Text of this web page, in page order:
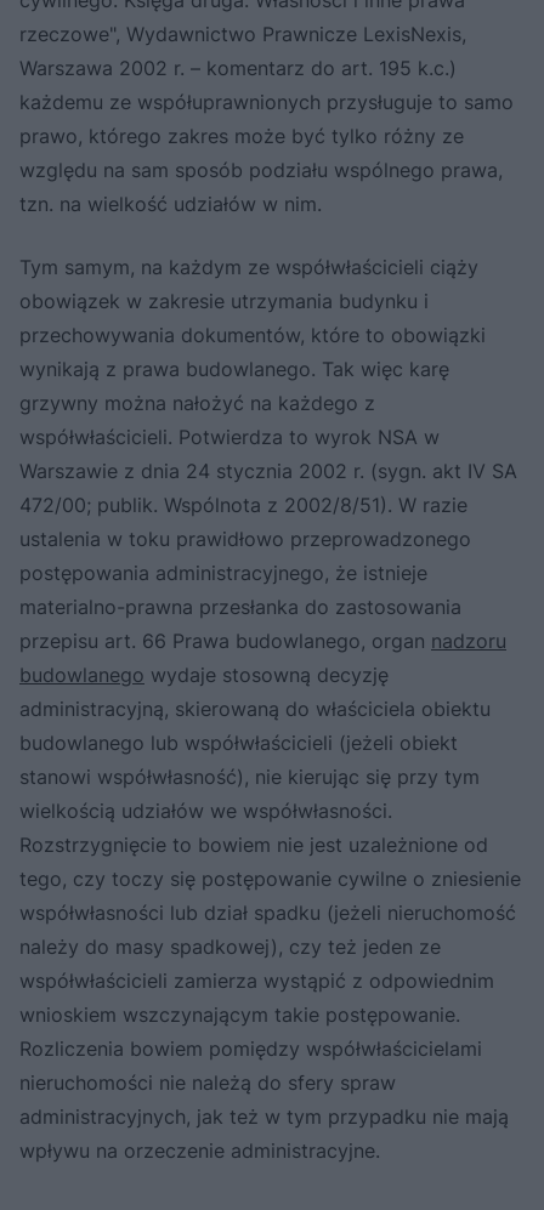
rzeczowe", Wydawnictwo Prawnicze LexisNexis,
Warszawa 2002 r. – komentarz do art. 195 k.c.)
każdemu ze współuprawnionych przysługuje to samo
prawo, którego zakres może być tylko różny ze
względu na sam sposób podziału wspólnego prawa,
tzn. na wielkość udziałów w nim.
Tym samym, na każdym ze współwłaścicieli ciąży
obowiązek w zakresie utrzymania budynku i
przechowywania dokumentów, które to obowiązki
wynikają z prawa budowlanego. Tak więc karę
grzywny można nałożyć na każdego z
współwłaścicieli. Potwierdza to wyrok NSA w
Warszawie z dnia 24 stycznia 2002 r. (sygn. akt IV SA
472/00; publik. Wspólnota z 2002/8/51). W razie
ustalenia w toku prawidłowo przeprowadzonego
postępowania administracyjnego, że istnieje
materialno-prawna przesłanka do zastosowania
przepisu art. 66 Prawa budowlanego, organ nadzoru
budowlanego wydaje stosowną decyzję
administracyjną, skierowaną do właściciela obiektu
budowlanego lub współwłaścicieli (jeżeli obiekt
stanowi współwłasność), nie kierując się przy tym
wielkością udziałów we współwłasności.
Rozstrzygnięcie to bowiem nie jest uzależnione od
tego, czy toczy się postępowanie cywilne o zniesienie
współwłasności lub dział spadku (jeżeli nieruchomość
należy do masy spadkowej), czy też jeden ze
współwłaścicieli zamierza wystąpić z odpowiednim
wnioskiem wszczynającym takie postępowanie.
Rozliczenia bowiem pomiędzy współwłaścicielami
nieruchomości nie należą do sfery spraw
administracyjnych, jak też w tym przypadku nie mają
wpływu na orzeczenie administracyjne.